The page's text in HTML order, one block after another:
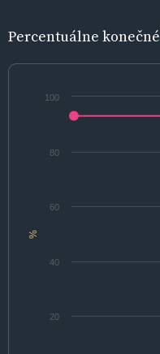
Percentuálne konečné
%
20
40
60
80
100